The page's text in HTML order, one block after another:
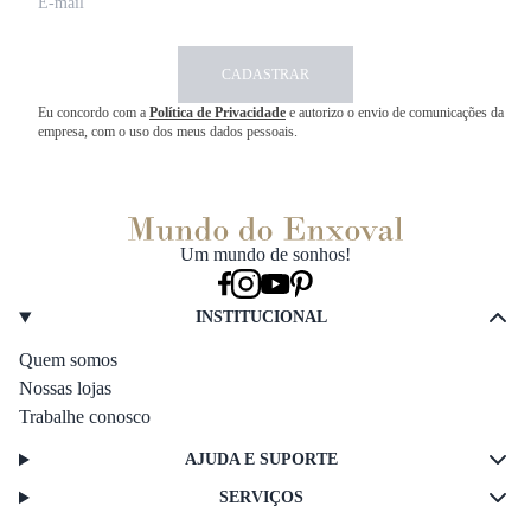
CADASTRAR
Eu concordo com a Política de Privacidade e autorizo o envio de comunicações da
empresa, com o uso dos meus dados pessoais.
Um mundo de sonhos!
INSTITUCIONAL
Quem somos
Nossas lojas
Trabalhe conosco
AJUDA E SUPORTE
SERVIÇOS